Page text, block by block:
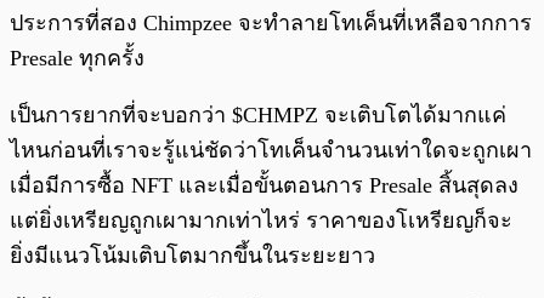
ประการที่สอง Chimpzee จะทำลายโทเค็นที่เหลือจากการ
Presale ทุกครั้ง
เป็นการยากที่จะบอกว่า $CHMPZ จะเติบโตได้มากแค่
ไหนก่อนที่เราจะรู้แน่ชัดว่าโทเค็นจำนวนเท่าใดจะถูกเผา
เมื่อมีการซื้อ NFT และเมื่อขั้นตอนการ Presale สิ้นสุดลง
แต่ยิ่งเหรียญถูกเผามากเท่าไหร่ ราคาของโเหรียญก็จะ
ยิ่งมีแนวโน้มเติบโตมากขึ้นในระยะยาว